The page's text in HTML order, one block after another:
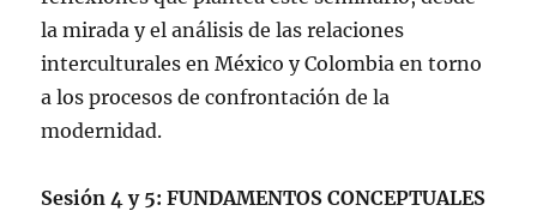
la mirada y el análisis de las relaciones
interculturales en México y Colombia en torno
a los procesos de confrontación de la
modernidad.
Sesión 4 y 5: FUNDAMENTOS CONCEPTUALES